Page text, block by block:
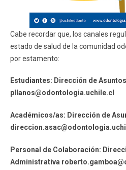
Cabe recordar que, los canales
estado de salud de la comunidad
por estamento:
Estudiantes: Dirección de
pllanos@odontologia.uchile.cl
Académicos/as: Dirección de
Personal de Colaboración:
Administrativa